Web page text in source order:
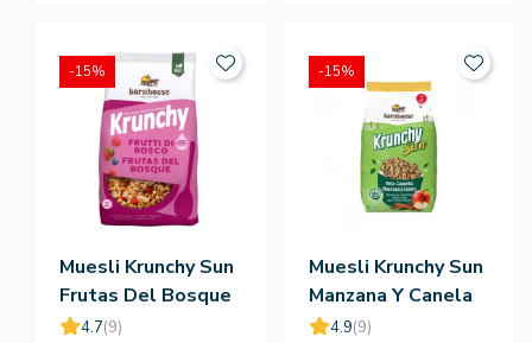
Muesli Krunchy Sun
Frutas Del Bosque
Sin Palma Bio 375g
4.7(9)
-15%
Muesli Krunchy Sun
Manzana Y Canela
Sin Palma Bio 375g
4.9(9)
-15%